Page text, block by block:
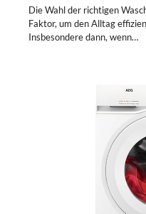
Die Wahl der richtigen
Faktor, um den Alltag
Insbesondere dann, wenn…